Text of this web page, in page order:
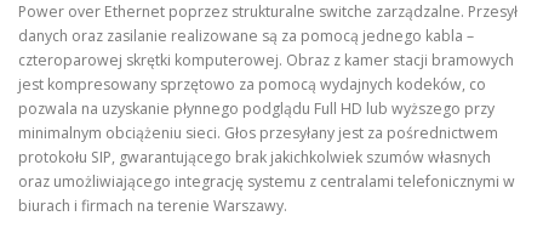
Power over Ethernet poprzez strukturalne switche zarządzalne. Przesył
danych oraz zasilanie realizowane są za pomocą jednego kabla –
czteroparowej skrętki komputerowej. Obraz z kamer stacji bramowych
jest kompresowany sprzętowo za pomocą wydajnych kodeków, co
pozwala na uzyskanie płynnego podglądu Full HD lub wyższego przy
minimalnym obciążeniu sieci. Głos przesyłany jest za pośrednictwem
protokołu SIP, gwarantującego brak jakichkolwiek szumów własnych
oraz umożliwiającego integrację systemu z centralami telefonicznymi w
biurach i firmach na terenie Warszawy.